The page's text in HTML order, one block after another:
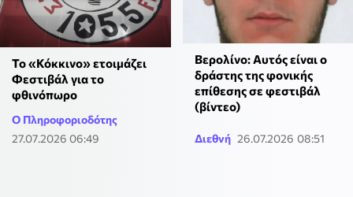
Το «Κόκκινο» ετοιμάζει
Φεστιβάλ για το
φθινόπωρο
Ο Πληροφοριοδότης
27.07.2026 06:49
Βερολίνο: Αυτός είναι ο
δράστης της φονικής
επίθεσης σε φεστιβάλ
(βίντεο)
Διεθνή 26.07.2026 08:51